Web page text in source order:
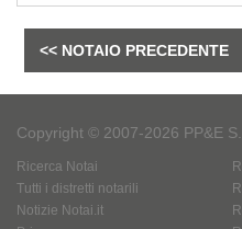
<< NOTAIO PRECEDENTE
Copyright © 2007-2026 PP&E
Ricerca Notai
Tutti i distretti notarili
Notizie Notai.it